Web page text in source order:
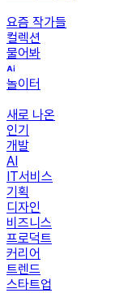
요즘 작가들
컬렉션
물어봐
놀이터
새로 나온
인기
개발
AI
IT서비스
기획
디자인
비즈니스
프로덕트
커리어
트렌드
스타트업